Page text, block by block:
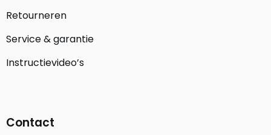
Retourneren
Service & garantie
Instructievideo’s
Contact